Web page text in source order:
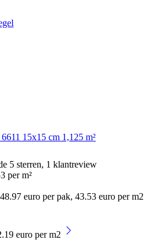
15x15 cm 1,125 m²
5 sterren, 1 klantreview
per m²
euro per pak, 43.53 euro per m2
euro per m2